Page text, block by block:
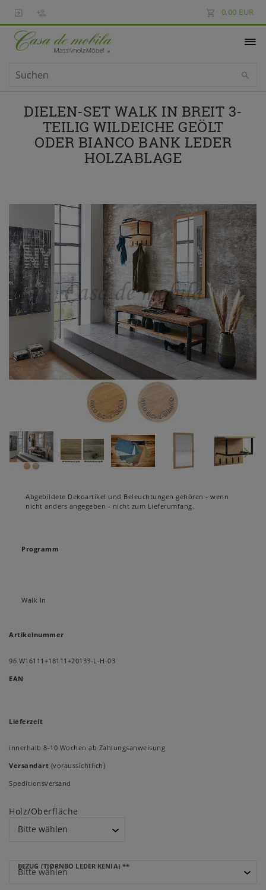
0,00 EUR
DIELEN-SET WALK IN BREIT 3-
TEILIG WILDEICHE GEÖLT
ODER BIANCO BANK LEDER
HOLZABLAGE
Abgebildete Dekoartikel und Beleuchtungen gehören - wenn
nicht anders angegeben - nicht zum Lieferumfang.
Programm
Walk In
Artikelnummer
96.W16111+18111+20133-L-H-03
EAN
Lieferzeit
innerhalb 8-10 Wochen ab Zahlungsanweisung
Versandart (voraussichtlich)
Speditionsversand
Holz/Oberfläche
BEZUG (TJØRNBO LEDER KENIA) **